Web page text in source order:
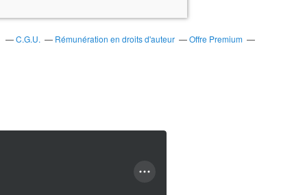
C.G.U. Rémunération en droits d'auteur
Offre Premium